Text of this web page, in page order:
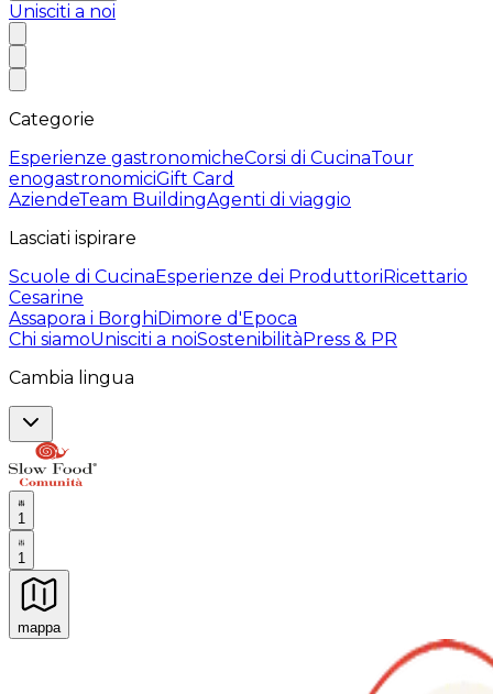
Unisciti a noi
Categorie
Esperienze gastronomicheCorsi di CucinaTour
enogastronomiciGift Card
AziendeTeam BuildingAgenti di viaggio
Lasciati ispirare
Scuole di CucinaEsperienze dei ProduttoriRicettario
Cesarine
Assapora i BorghiDimore d'Epoca
Chi siamoUnisciti a noiSostenibilitàPress & PR
Cambia lingua
1
1
mappa
Esperienze culinarie indimenticabili: Esperienze